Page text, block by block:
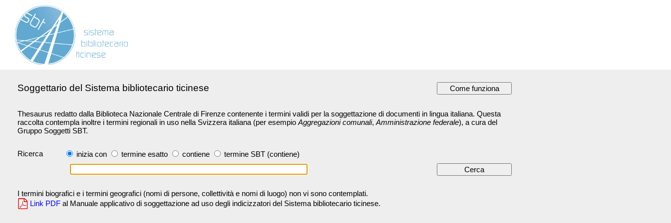
Soggettario del Sistema bibliotecario ticinese
Thesaurus redatto dalla Biblioteca Nazionale Centrale di Firenze contenente i termini validi per la soggettazione di documenti in lingua italiana. Questa
raccolta contempla inoltre i termini regionali in uso nella Svizzera italiana (per esempio Aggregazioni comunali, Amministrazione federale), a cura del
Gruppo Soggetti SBT.
Ricerca inizia con termine esatto contiene termine SBT (contiene)
I termini biografici e i termini geografici (nomi di persone, collettività e nomi di luogo) non vi sono contemplati.
Link PDF al Manuale applicativo di soggettazione ad uso degli indicizzatori del Sistema bibliotecario ticinese.